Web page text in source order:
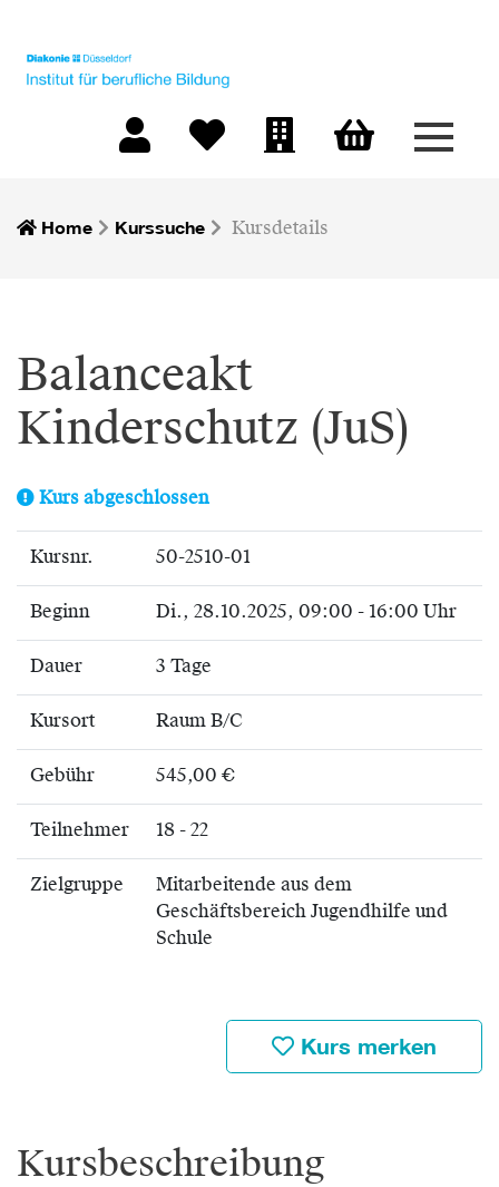
Menü
Home Kurssuche Kursdetails
Balanceakt
Kinderschutz (JuS)
Kurs abgeschlossen
Kursnr. 50-2510-01
Beginn Di., 28.10.2025, 09:00 - 16:00 Uhr
Dauer 3 Tage
Kursort Raum B/C
Gebühr 545,00 €
Teilnehmer 18 - 22
Zielgruppe
Mitarbeitende aus dem
Geschäftsbereich Jugendhilfe und
Schule
Kurs merken
Kursbeschreibung